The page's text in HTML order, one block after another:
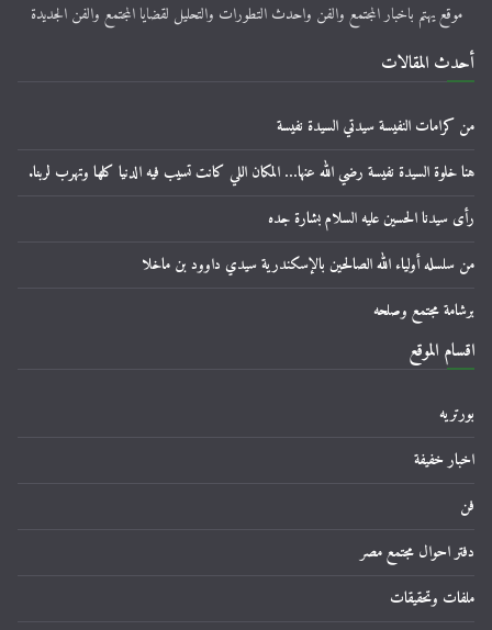
موقع يهتم باخبار المجتمع والفن واحدث التطورات والتحليل لقضايا المجتمع والفن الجديدة
أحدث المقالات
من كرامات النفيسة سيدتي السيدة نفيسة
هنا خلوة السيدة نفيسة رضي الله عنها… المكان اللي كانت تسيب فيه الدنيا كلها وتهرب لربنا.
رأى سيدنا الحسين عليه السلام بشارة جده
من سلسله أولياء الله الصالحين بالإسكندرية سيدي داوود بن ماخلا
برشامة مجتمع وصلحه
اقسام الموقع
بورتريه
اخبار خفيفة
فن
دفتر احوال مجتمع مصر
ملفات وتحقيقات